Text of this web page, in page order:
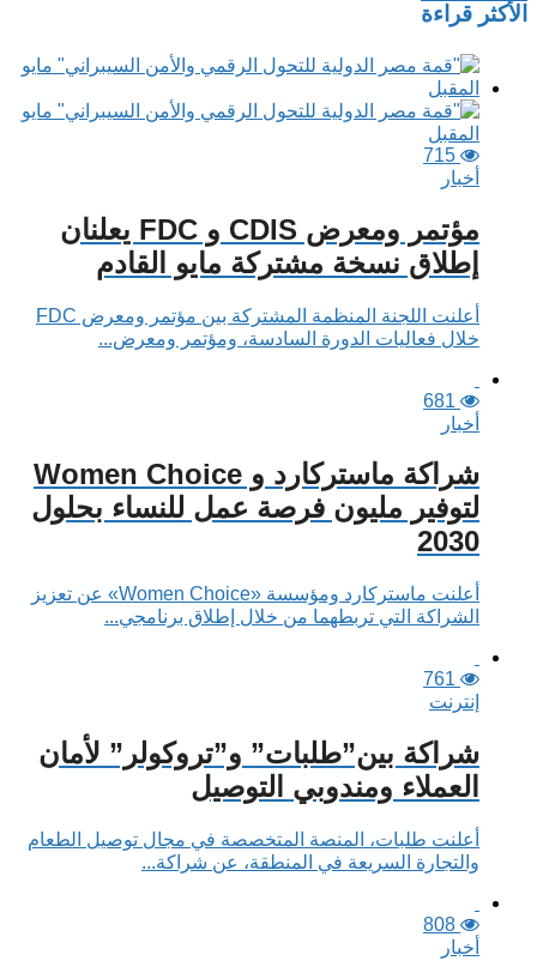
الأكثر قراءة
715
أخبار
مؤتمر ومعرض CDIS و FDC يعلنان
إطلاق نسخة مشتركة مايو القادم
أعلنت اللجنة المنظمة المشتركة بين مؤتمر ومعرض FDC
خلال فعاليات الدورة السادسة، ومؤتمر ومعرض...
681
أخبار
شراكة ماستركارد و Women Choice
لتوفير مليون فرصة عمل للنساء بحلول
2030
أعلنت ماستركارد ومؤسسة «Women Choice» عن تعزيز
الشراكة التي تربطهما من خلال إطلاق برنامجي...
761
إنترنت
شراكة بين”طلبات” و”تروكولر” لأمان
العملاء ومندوبي التوصيل
أعلنت طلبات، المنصة المتخصصة في مجال توصيل الطعام
والتجارة السريعة في المنطقة، عن شراكة...
808
أخبار